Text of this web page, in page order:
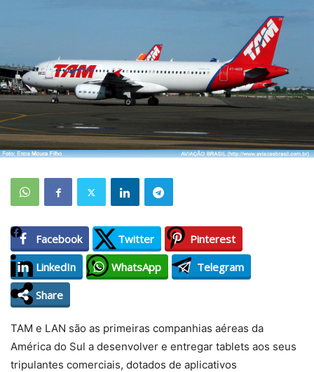
Facebook Twitter
Pinterest
LinkedIn
WhatsApp
Telegram
Share
TAM e LAN são as primeiras companhias aéreas da
América do Sul a desenvolver e entregar tablets aos seus
tripulantes comerciais, dotados de aplicativos